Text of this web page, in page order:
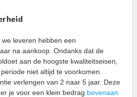
leveren hebben een
na aankoop. Ondanks dat de
aan de hoogste kwaliteitseisen,
niet altijd te voorkomen.
verlengen van 2 naar 5 jaar. Deze
je voor een klein bedrag bovenaan